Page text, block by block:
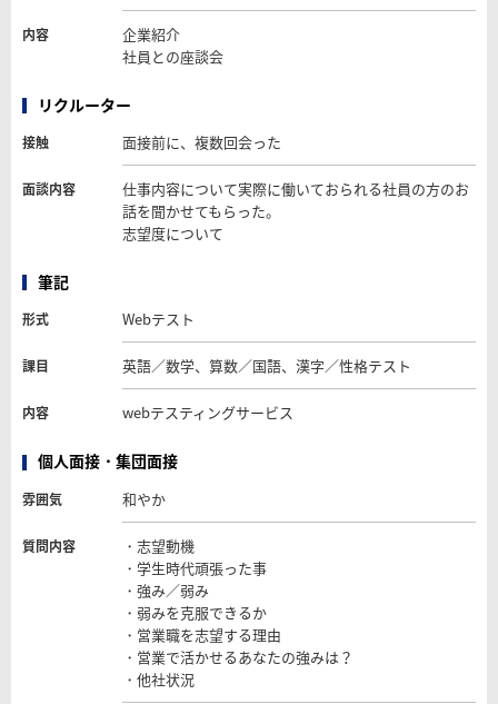
内容
企業紹介
社員との座談会
リクルーター
接触 面接前に、複数回会った
面談内容
仕事内容について実際に働いておられる社員の方のお
話を聞かせてもらった。
志望度について
筆記
形式 Webテスト
課目 英語／数学、算数／国語、漢字／性格テスト
内容 webテスティングサービス
個人面接・集団面接
雰囲気 和やか
質問内容
・志望動機
・学生時代頑張った事
・強み／弱み
・弱みを克服できるか
・営業職を志望する理由
・営業で活かせるあなたの強みは？
・他社状況